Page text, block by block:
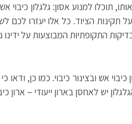
למנוע אסון: גלגלון כיבוי אש
הציוד. כל אלו יעזרו לכם
התקופתיות המבוצעות על
אש ובצינור כיבוי. כמו כן,
יש לאחסן בארון ייעודי – ארון